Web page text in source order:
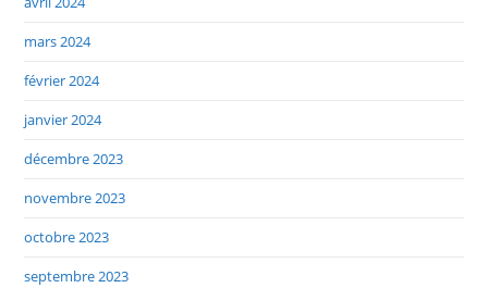
mars 2024
février 2024
janvier 2024
décembre 2023
novembre 2023
octobre 2023
septembre 2023